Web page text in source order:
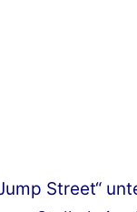
Street“